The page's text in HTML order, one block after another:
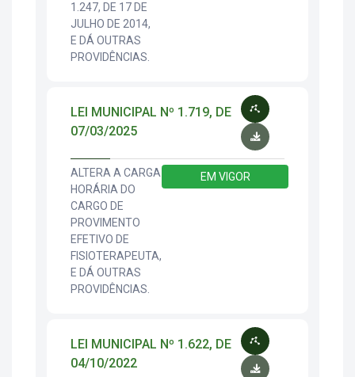
1.247, DE 17 DE
JULHO DE 2014,
E DÁ OUTRAS
PROVIDÊNCIAS.
LEI MUNICIPAL Nº 1.719, DE
07/03/2025
ALTERA A CARGA
HORÁRIA DO
CARGO DE
PROVIMENTO
EFETIVO DE
FISIOTERAPEUTA,
E DÁ OUTRAS
PROVIDÊNCIAS.
EM VIGOR
LEI MUNICIPAL Nº 1.622, DE
04/10/2022